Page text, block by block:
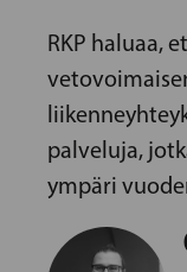
RKP haluaa,
palveluja,
ympäri